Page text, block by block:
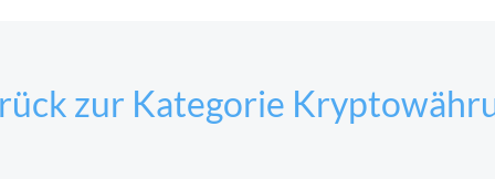
zur Kategorie